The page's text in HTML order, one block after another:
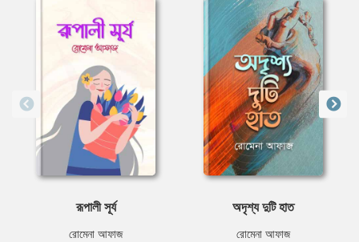
রূপালী সূর্য
রোমেনা আফাজ
অদৃশ্য দুটি হাত
রোমেনা আফাজ